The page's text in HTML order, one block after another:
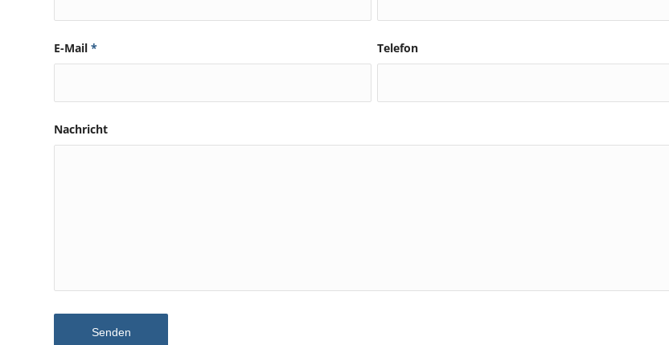
E-Mail * Telefon
Nachricht